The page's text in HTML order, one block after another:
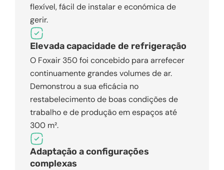
flexível, fácil de instalar e económica de
gerir.
Elevada capacidade de refrigeração
O Foxair 350 foi concebido para arrefecer
continuamente grandes volumes de ar.
Demonstrou a sua eficácia no
restabelecimento de boas condições de
trabalho e de produção em espaços até
300 m².
Adaptação a configurações
complexas